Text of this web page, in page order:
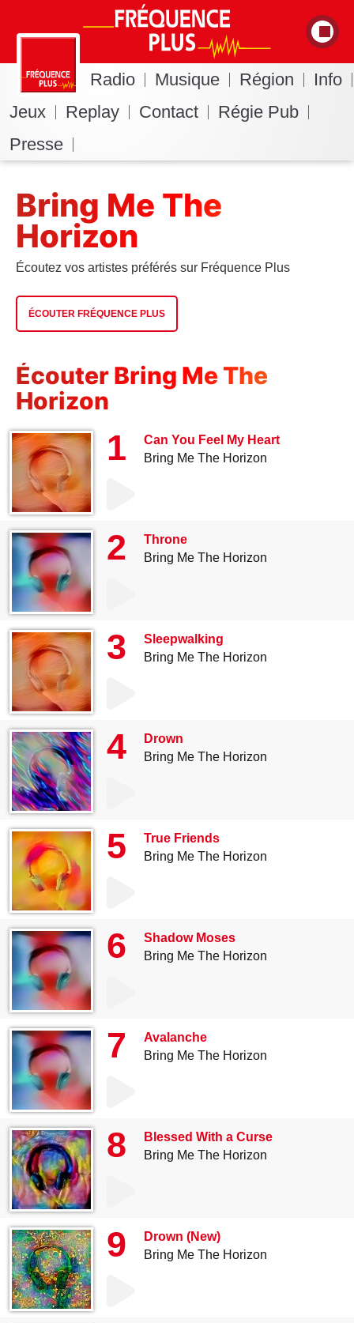
Radio Musique Région
Info
Jeux
Replay Contact
Régie Pub
Presse
Bring Me The
Horizon
Écoutez vos artistes préférés sur Fréquence Plus
ÉCOUTER FRÉQUENCE PLUS
Écouter Bring Me The
Horizon
1
Can You Feel My Heart
Bring Me The Horizon
2
Throne
Bring Me The Horizon
3
Sleepwalking
Bring Me The Horizon
4
Drown
Bring Me The Horizon
5
True Friends
Bring Me The Horizon
6
Shadow Moses
Bring Me The Horizon
7
Avalanche
Bring Me The Horizon
8
Blessed With a Curse
Bring Me The Horizon
9
Drown (New)
Bring Me The Horizon